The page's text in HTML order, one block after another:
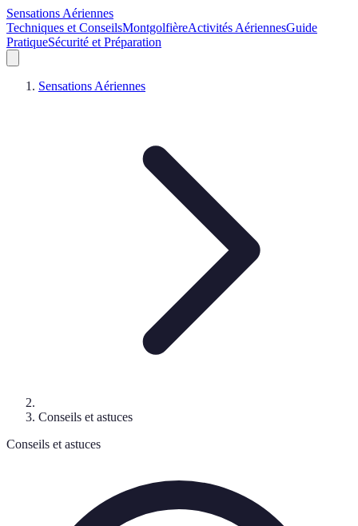
Sensations Aériennes
Techniques et ConseilsMontgolfièreActivités AériennesGuide
PratiqueSécurité et Préparation
Sensations Aériennes
Conseils et astuces
Conseils et astuces